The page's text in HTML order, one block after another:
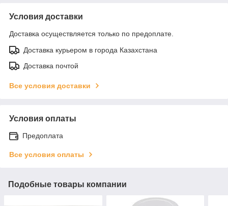
Условия доставки
Доставка осуществляется только по предоплате.
Доставка курьером в города Казахстана
Доставка почтой
Все условия доставки
Условия оплаты
Предоплата
Все условия оплаты
Подобные товары компании